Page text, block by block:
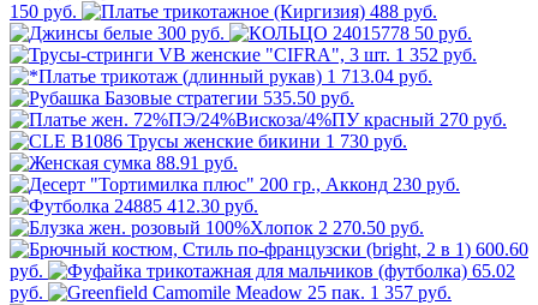
150 руб.
488 руб.
300 руб.
50 руб.
1 352 руб.
1 713.04 руб.
535.50 руб.
270 руб.
1 730 руб.
88.91 руб.
230 руб.
412.30 руб.
2 270.50 руб.
600.60
руб.
65.02
руб.
1 357 руб.